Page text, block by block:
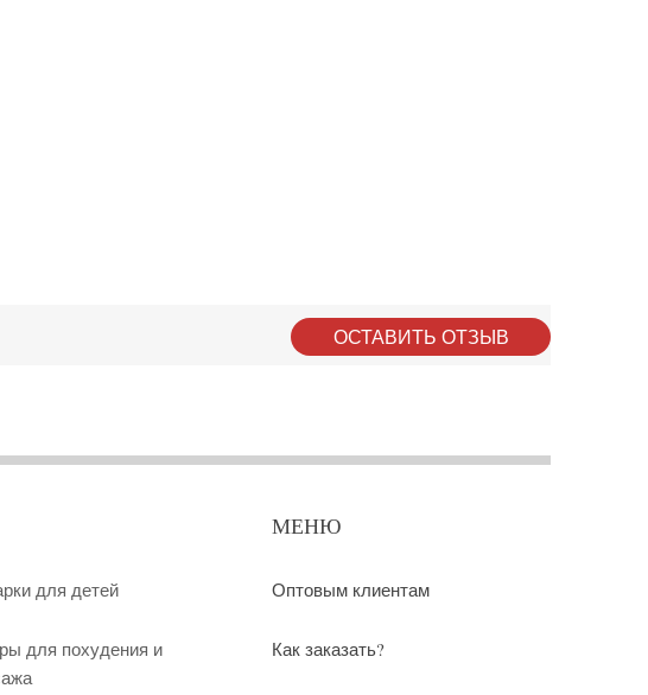
ОСТАВИТЬ ОТЗЫВ
для детей
для похудения и
МЕНЮ
Оптовым клиентам
Как заказать?